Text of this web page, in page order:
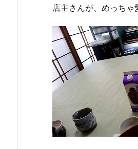
店主さんが、めっち